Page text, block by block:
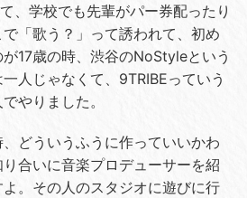
、学校でも先輩がパー券配ったり
「歌う？」って誘われて、初め
17歳の時、渋谷のNoStyleという
人じゃなくて、9TRIBEっていう
やりました。
どういうふうに作っていいかわ
合いに音楽プロデューサーを紹
。その人のスタジオに遊びに行